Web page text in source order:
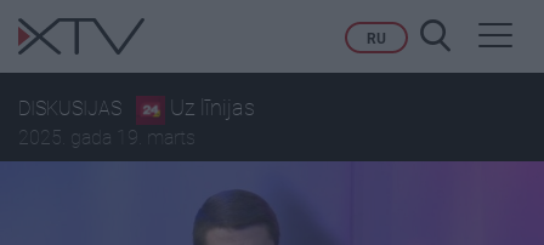
RU
DISKUSIJAS Uz līnijas
2025. gada 19. marts